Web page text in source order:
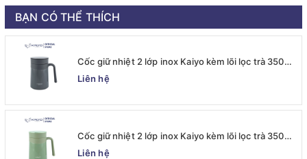
BẠN CÓ THỂ THÍCH
Cốc giữ nhiệt 2 lớp inox Kaiyo kèm lõi lọc trà 350ml,
màu ghi [mã KTM-6667]
Liên hệ
Cốc giữ nhiệt 2 lớp inox Kaiyo kèm lõi lọc trà 350ml,
màu xanh mint [mã KTM-6650]
Liên hệ